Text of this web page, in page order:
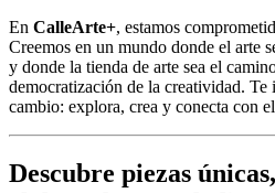
En CalleArte+, estamos
Creemos en un mundo donde el arte
y donde la tienda de arte sea el
democratización de la creatividad. Te
cambio: explora, crea y conecta con
Descubre piezas